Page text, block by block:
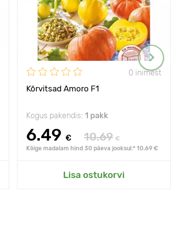
0 inimest
Kõrvitsad Amoro F1
Kogus pakendis: 1 pakk
6.49 € 10.69 €
Kõige madalam hind 30 päeva jooksul:* 10.69 €
Lisa ostukorvi